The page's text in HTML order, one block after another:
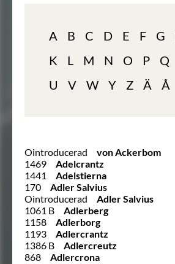
A B C D E F G
K
L M N O P Q
U
V W Y Z Ä Å
Ointroducerad
von Ackerbom
1469
Adelcrantz
1441
Adelstierna
170
Adler Salvius
Ointroducerad
Adler Salvius
1061 B
Adlerberg
1158
Adlerborg
1193
Adlercrantz
1386 B
Adlercreutz
868
Adlercrona